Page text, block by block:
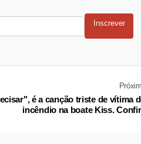
Inscrever
é a canção triste de vítima
incêndio na boate Kiss.